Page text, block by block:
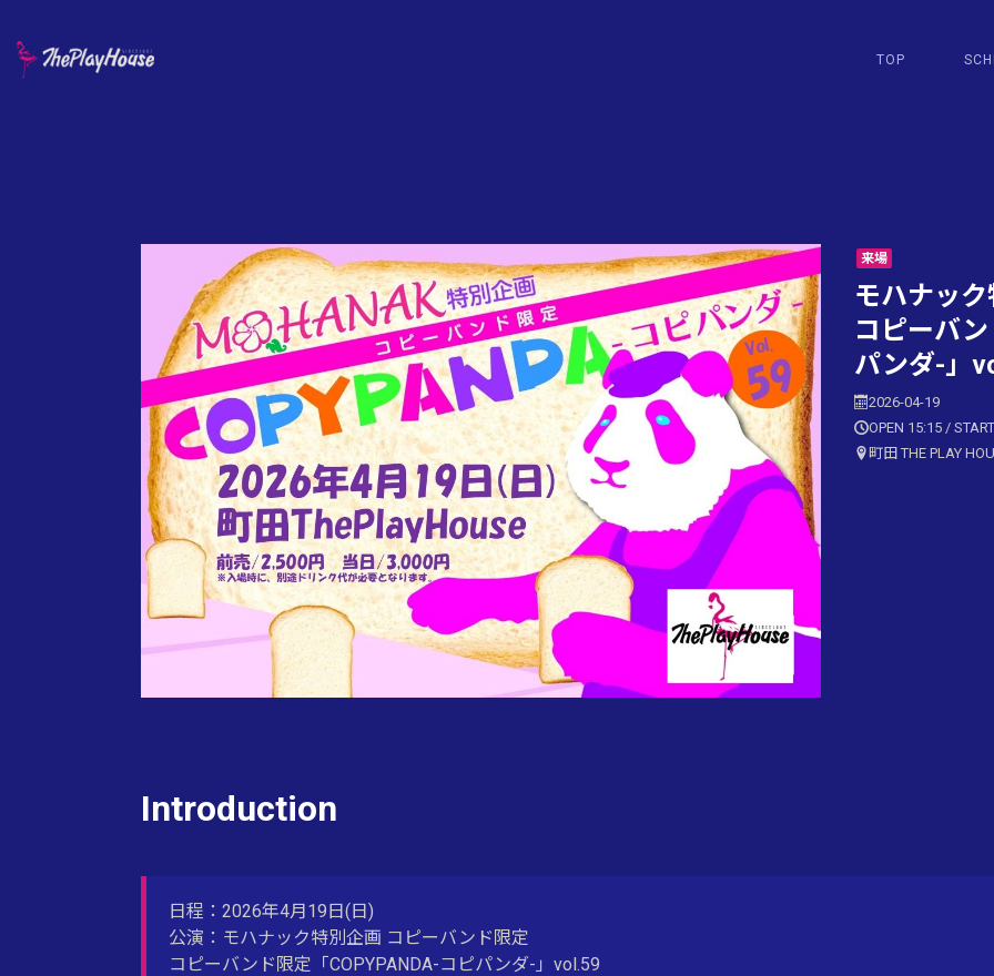
TOP
来場
モハナッ
コピーバ
パンダ-」
2026-04-19
OPEN 15:15 /
町田 THE PLAY
Introduction
日程：2026年4月19日(日)
公演：モハナック特別企画 コピーバンド限定
コピーバンド限定「COPYPANDA-コピパンダ-」vol.59